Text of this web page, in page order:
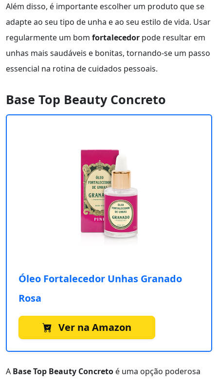
Além disso, é importante escolher um produto que se
adapte ao seu tipo de unha e ao seu estilo de vida. Usar
regularmente um bom fortalecedor pode resultar em
unhas mais saudáveis e bonitas, tornando-se um passo
essencial na rotina de cuidados pessoais.
Base Top Beauty Concreto
Óleo Fortalecedor Unhas Granado
Rosa
Ver na Amazon
A Base Top Beauty Concreto é uma opção poderosa